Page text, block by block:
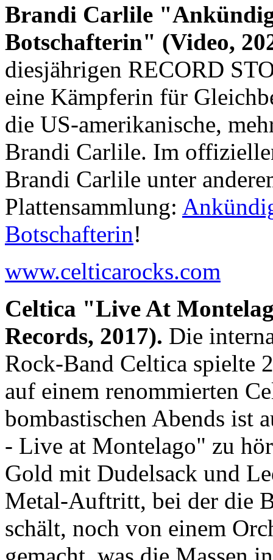
Brandi Carlile
Botschafterin" (Video,
diesjährigen RECORD
eine Kämpferin für
die US-amerikanische,
Brandi Carlile. Im
Brandi Carlile unter
Plattensammlung:
Botschafterin!
www.celticarocks.com
Celtica "Live At
Records, 2017). Die
Rock-Band Celtica spielte
auf einem renommierten
bombastischen Abends ist
- Live at Montelago" zu
Gold mit Dudelsack und
Metal-Auftritt, bei der die
schält, noch von einem